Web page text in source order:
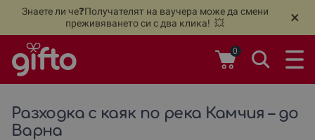
Знаете ли че❓Получателят на ваучера може да смени
преживяването си с два клика! 💥
×
0
Разходка с каяк по река Камчия – до
Варна